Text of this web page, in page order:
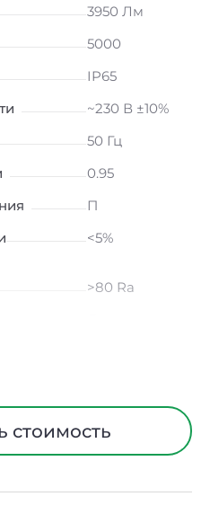
3950 Лм
5000
IP65
~230 В ±10%
50 Гц
0.95
П
<5%
>80 Ra
от -20 до +40
℃
стоимость